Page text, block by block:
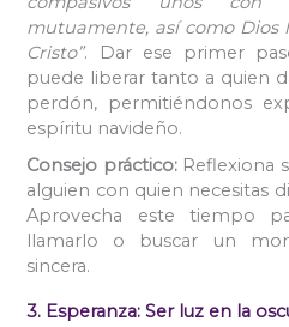
mutuamente, así como Dios
Cristo”. Dar ese primer
puede liberar tanto a quien
perdón, permitiéndonos
espíritu navideño.
Consejo práctico:Reflexiona
alguien con quien necesitas
Aprovecha este tiempo
llamarlo o buscar un
sincera.
3. Esperanza: Ser luz en la